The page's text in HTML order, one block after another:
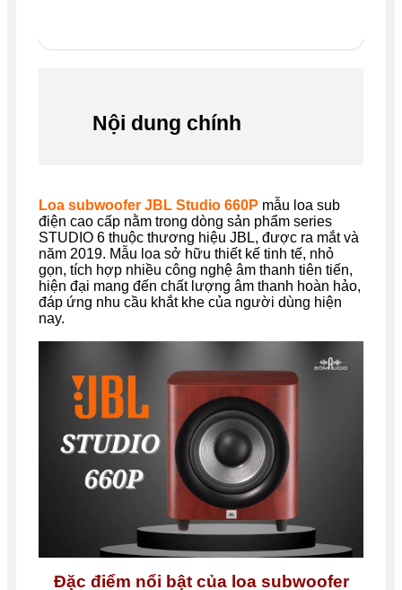
Nội dung chính
Loa subwoofer JBL Studio 660P mẫu loa sub
điện cao cấp nằm trong dòng sản phẩm series
STUDIO 6 thuộc thương hiệu JBL, được ra mắt và
năm 2019. Mẫu loa sở hữu thiết kế tinh tế, nhỏ
gọn, tích hợp nhiều công nghệ âm thanh tiên tiến,
hiện đại mang đến chất lượng âm thanh hoàn hảo,
đáp ứng nhu cầu khắt khe của người dùng hiện
nay.
Đặc điểm nổi bật của loa subwoofer